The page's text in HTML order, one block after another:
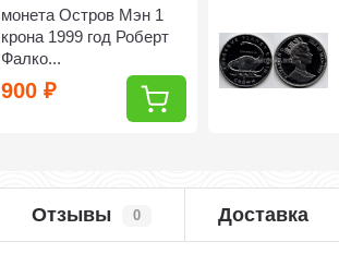
монета Остров Мэн 1
крона 1999 год Роберт
Фалко...
900₽
Отзывы 0 Доставка